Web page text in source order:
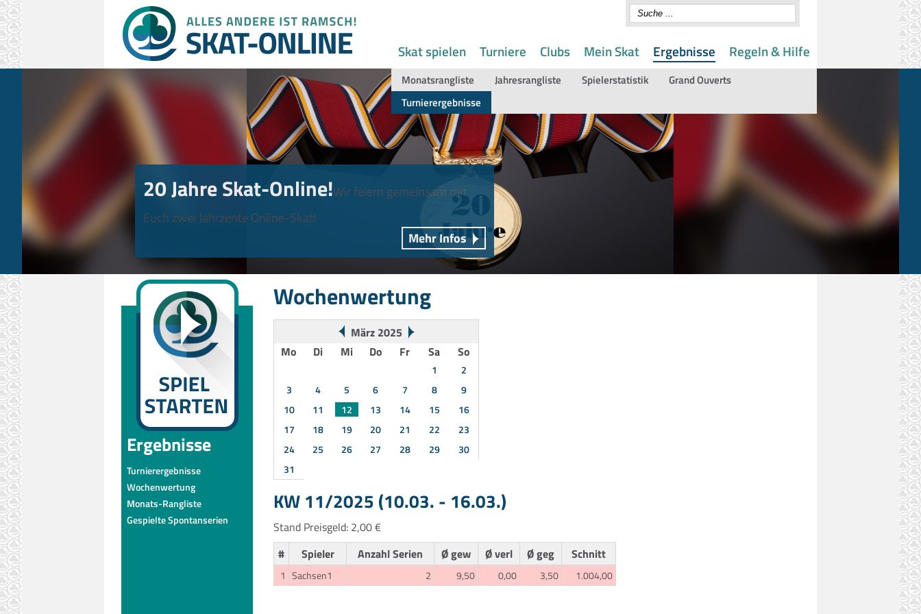
Skat spielen Turniere Clubs Mein Skat Ergebnisse
Monatsrangliste Jahresrangliste Spielerstatistik
Grand Ouverts
Turnierergebnisse
Regeln & Hilfe
20 Jahre Skat-Online!Wir feiern gemeinsam mit
Euch zwei Jahrzente Online-Skat!
Mehr Infos
Ergebnisse
Turnierergebnisse
Wochenwertung
Monats-Rangliste
Gespielte Spontanserien
Wochenwertung
März 2025
Mo
Di Mi Do Fr Sa So
1
2
3
4 5 6 7 8
9
10
11 12 13 14 15
16
17
18 19 20 21 22
23
24
25 26 27 28 29
30
31
KW 11/2025 (10.03. - 16.03.)
Stand Preisgeld: 2,00 €
#
Spieler Anzahl Serien Ø gew Ø verl Ø geg Schnitt
1 Sachsen1 2 9,50 0,00 3,50 1.004,00